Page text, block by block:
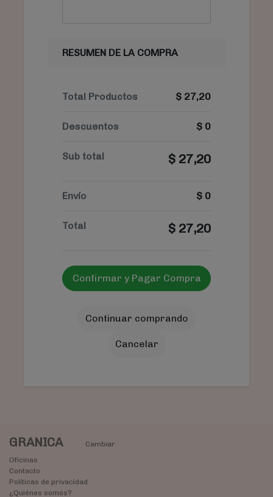
RESUMEN DE LA COMPRA
Total Productos $ 27,20
Descuentos $ 0
Sub total $ 27,20
Envío $ 0
Total $ 27,20
Confirmar y Pagar Compra
Continuar comprando
Cancelar
GRANICA
Cambiar
Oficinas
Contacto
Políticas de privacidad
¿Quiénes somos?